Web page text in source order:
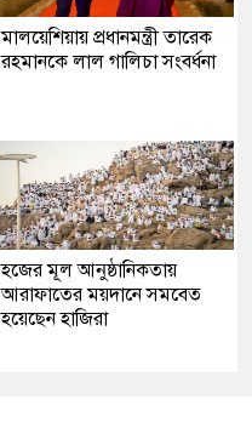
মালয়েশিয়ায় প্রধানমন্ত্রী তারেক
রহমানকে লাল গালিচা সংবর্ধনা
হজের মূল আনুষ্ঠানিকতায়
আরাফাতের ময়দানে সমবেত
হয়েছেন হাজিরা